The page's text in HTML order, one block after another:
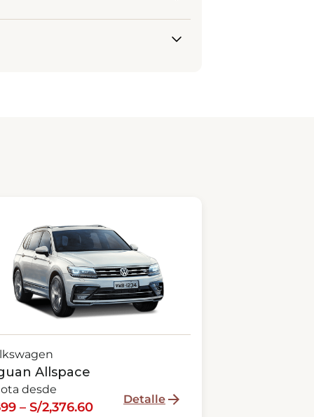
para el grupo.
en tu contrato. Ten en
Allspace
desde
– S/2,376.60
Detalle